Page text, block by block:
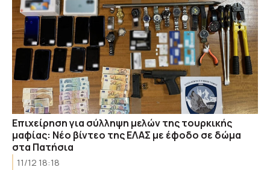
Επιχείρηση για σύλληψη μελών της τουρκικής
μαφίας: Νέο βίντεο της ΕΛΑΣ με έφοδο σε δώμα
στα Πατήσια
11/12 18:18